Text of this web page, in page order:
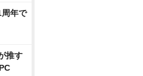
年で
推す